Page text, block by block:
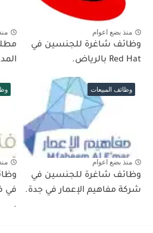
منذ بضع اعوام
وظائف شاغرة للجنسين في
Red Hat بالرياض.
وظائف المبيعات
منذ بضع اعوام
وظائف شاغرة للجنسين في
شركة مفاهيم الإعمار في جدة.
في
.